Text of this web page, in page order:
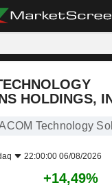
HOLDINGS,
Technology
22:00:00 06/08/2026
+14,49%